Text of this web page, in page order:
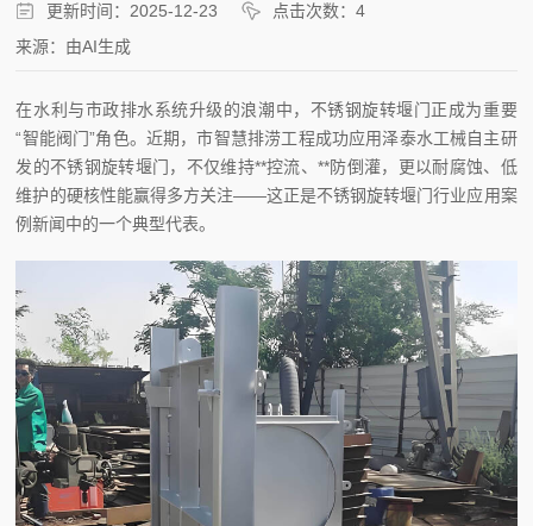
更新时间：2025-12-23
点击次数：4
来源：由AI生成
在水利与市政排水系统升级的浪潮中，不锈钢旋转堰门正成为重要
“智能阀门”角色。近期，市智慧排涝工程成功应用泽泰水工械自主研
发的不锈钢旋转堰门，不仅维持**控流、**防倒灌，更以耐腐蚀、低
维护的硬核性能赢得多方关注——这正是不锈钢旋转堰门行业应用案
例新闻中的一个典型代表。